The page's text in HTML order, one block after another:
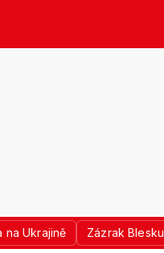
na Ukrajině Zázrak Blesku